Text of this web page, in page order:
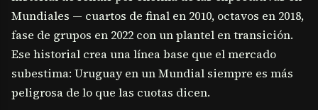
Mundiales — cuartos de final en 2010, octavos en 2018,
fase de grupos en 2022 con un plantel en transición.
Ese historial crea una línea base que el mercado
subestima: Uruguay en un Mundial siempre es más
peligrosa de lo que las cuotas dicen.